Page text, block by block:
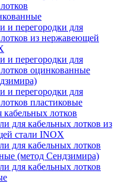
и перегородки для
из нержавеющей
и перегородки для
оцинкованные
и перегородки для
пластиковые
лотков
для кабельных лотков из
стали INOX
для кабельных лотков
(метод Сендзимира)
для кабельных лотков